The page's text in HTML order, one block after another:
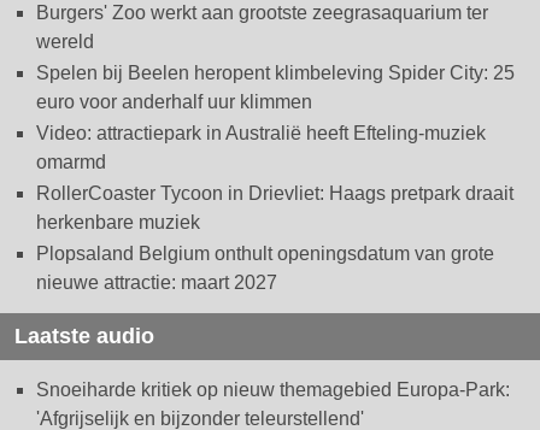
Burgers' Zoo werkt aan grootste zeegrasaquarium ter
wereld
Spelen bij Beelen heropent klimbeleving Spider City: 25
euro voor anderhalf uur klimmen
Video: attractiepark in Australië heeft Efteling-muziek
omarmd
RollerCoaster Tycoon in Drievliet: Haags pretpark draait
herkenbare muziek
Plopsaland Belgium onthult openingsdatum van grote
nieuwe attractie: maart 2027
Laatste audio
Snoeiharde kritiek op nieuw themagebied Europa-Park:
'Afgrijselijk en bijzonder teleurstellend'